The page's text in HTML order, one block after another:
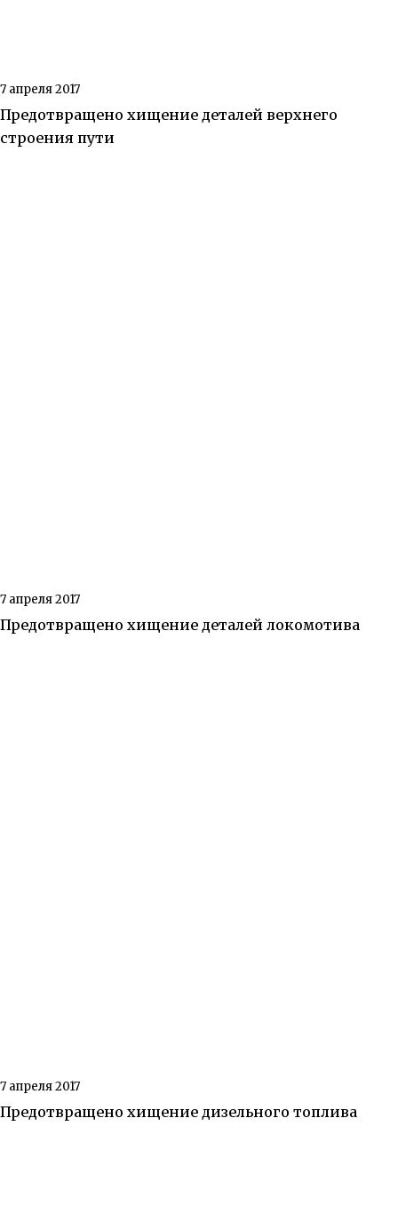
7 апреля 2017
Предотвращено хищение деталей верхнего
строения пути
7 апреля 2017
Предотвращено хищение деталей локомотива
7 апреля 2017
Предотвращено хищение дизельного топлива